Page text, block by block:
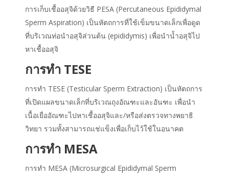
การเก็บเชื้ออสุจิด้วยวิธี PESA (Percutaneous Epididymal
Sperm Aspiration) เป็นหัตถการที่ใช้เข็มขนาดเล็กเพื่อดูด
ที่บริเวณท่อนำอสุจิส่วนต้น (epididymis) เพื่อนำน้ำอสุจิไป
หาเชื้ออสุจิ
การทำ TESE
การทำ TESE (Testicular Sperm Extraction) เป็นหัตถการ
ที่เปิดแผลขนาดเล็กที่บริเวณถุงอัณฑะและอันฑะ เพื่อนำ
เนื้อเยื่ออัณฑะไปหาเชื้ออสุจิและ/หรือส่งตรวจทางพยาธิ
วิทยา รวมทั้งสามารถแช่แข็งเพื่อเก็บไว้ใช้ในอนาคต
การทำ MESA
การทำ MESA (Microsurgical Epididymal Sperm